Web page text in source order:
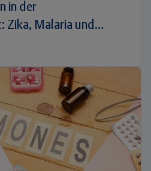
in der
Zika, Malaria und